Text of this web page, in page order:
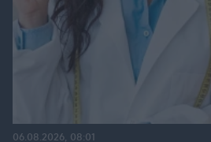
06.08.2026, 08:01